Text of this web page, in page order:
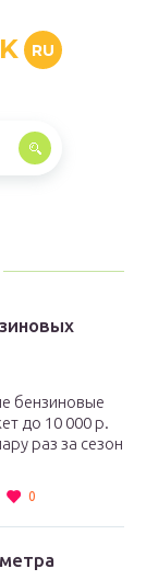
RU
бензиновые
до 10 000 р.
раз за сезон
0